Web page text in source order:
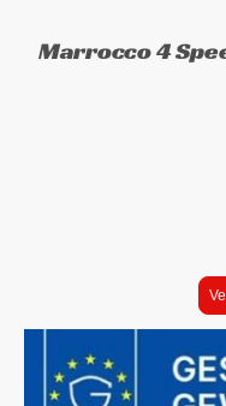
Marrocco 4